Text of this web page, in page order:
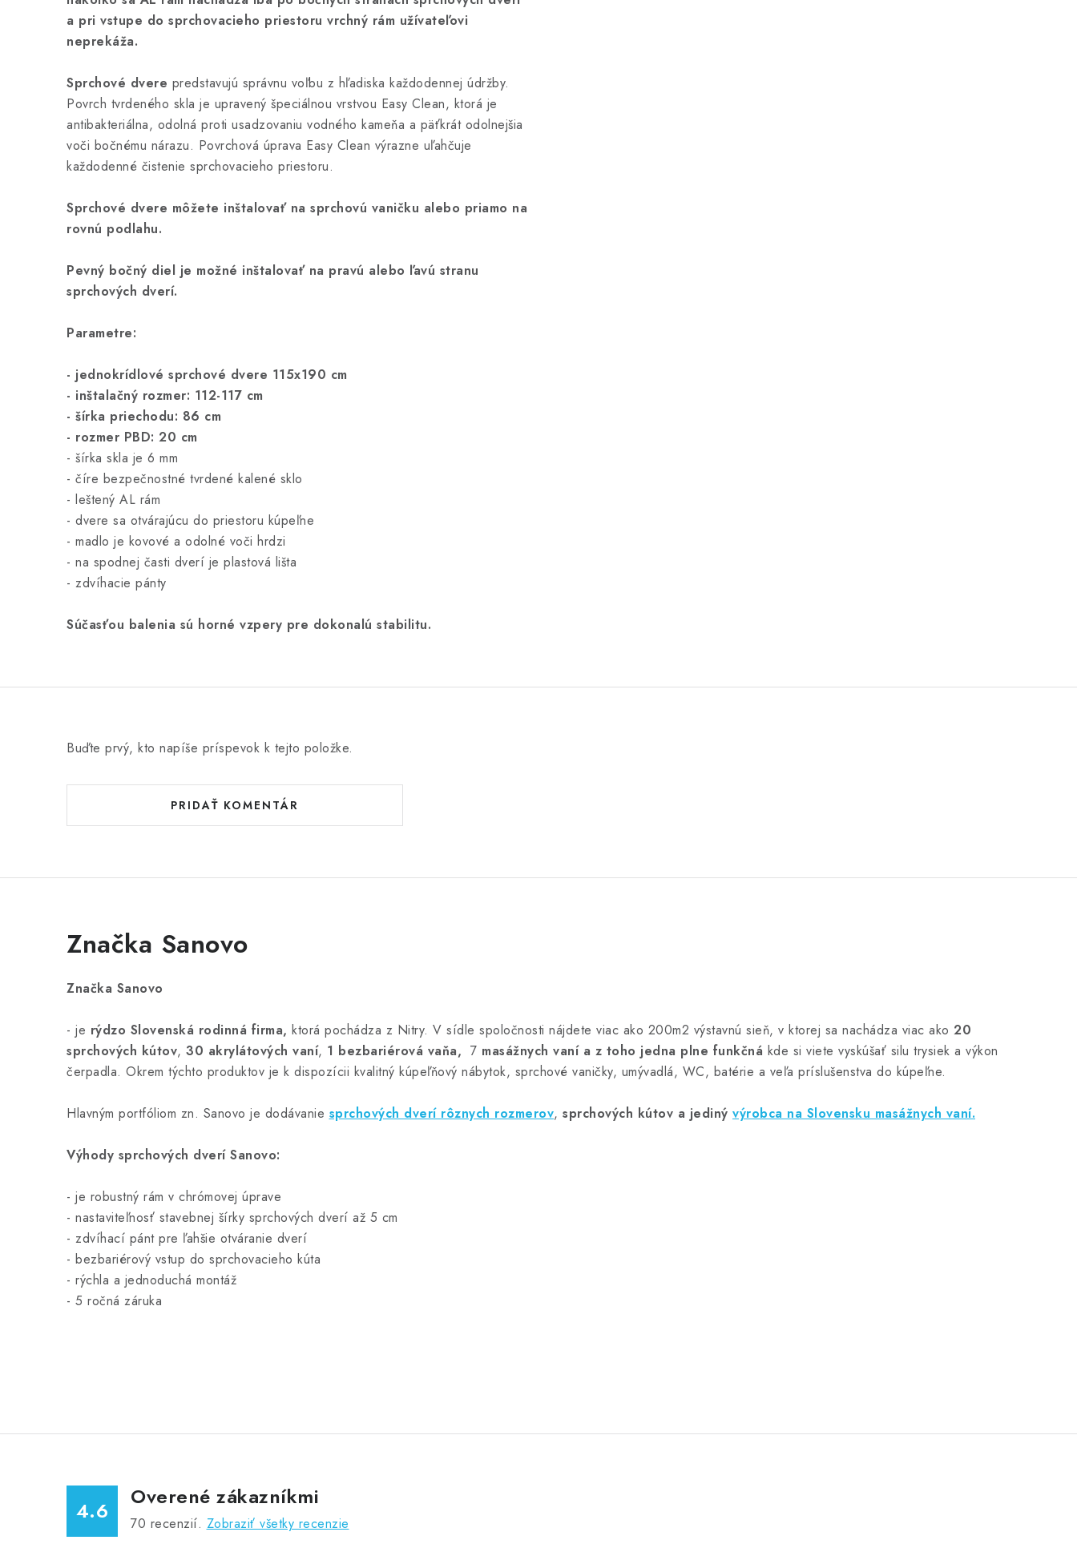
a pri vstupe do sprchovacieho priestoru vrchný rám užívateľovi
neprekáža.
Sprchové dvere predstavujú správnu voľbu z hľadiska každodennej údržby.
Povrch tvrdeného skla je upravený špeciálnou vrstvou Easy Clean, ktorá je
antibakteriálna, odolná proti usadzovaniu vodného kameňa a päťkrát odolnejšia
voči bočnému nárazu. Povrchová úprava Easy Clean výrazne uľahčuje
každodenné čistenie sprchovacieho priestoru.
Sprchové dvere môžete inštalovať na sprchovú vaničku alebo priamo na
rovnú podlahu.
Pevný bočný diel je možné inštalovať na pravú alebo ľavú stranu
sprchových dverí.
Parametre:
- jednokrídlové sprchové dvere 115x190 cm
- inštalačný rozmer: 112-117 cm
- šírka priechodu: 86 cm
- rozmer PBD: 20 cm
- šírka skla je 6 mm
- číre bezpečnostné tvrdené kalené sklo
- leštený AL rám
- dvere sa otvárajúcu do priestoru kúpeľne
- madlo je kovové a odolné voči hrdzi
- na spodnej časti dverí je plastová lišta
- zdvíhacie pánty
Súčasťou balenia sú horné vzpery pre dokonalú stabilitu.
Buďte prvý, kto napíše príspevok k tejto položke.
PRIDAŤ KOMENTÁR
Značka Sanovo
Značka Sanovo
- je rýdzo Slovenská rodinná firma, ktorá pochádza z Nitry. V sídle spoločnosti nájdete viac ako 200m2 výstavnú sieň, v ktorej sa nachádza viac ako 20
sprchových kútov, 30 akrylátových vaní, 1 bezbariérová vaňa, 7 masážnych vaní a z toho jedna plne funkčná kde si viete vyskúšať silu trysiek a výkon
čerpadla. Okrem týchto produktov je k dispozícii kvalitný kúpeľňový nábytok, sprchové vaničky, umývadlá, WC, batérie a veľa príslušenstva do kúpeľne.
Hlavným portfóliom zn. Sanovo je dodávanie sprchových dverí rôznych rozmerov, sprchových kútov a jediný výrobca na Slovensku masážnych vaní.
Výhody sprchových dverí Sanovo:
- je robustný rám v chrómovej úprave
- nastaviteľnosť stavebnej šírky sprchových dverí až 5 cm
- zdvíhací pánt pre ľahšie otváranie dverí
- bezbariérový vstup do sprchovacieho kúta
- rýchla a jednoduchá montáž
- 5 ročná záruka
4.6
Overené zákazníkmi
70 recenzií. Zobraziť všetky recenzie